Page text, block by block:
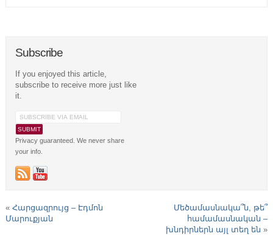
Subscribe
If you enjoyed this article,
subscribe to receive more just like
it.
Privacy guaranteed. We never share
your info.
« Հարցազրույց – Էդմոն
Մարուքյան
Մեծամասնակա՞ն, թե՞
համամասնական –
խնդիրներն այլ տեղ են »